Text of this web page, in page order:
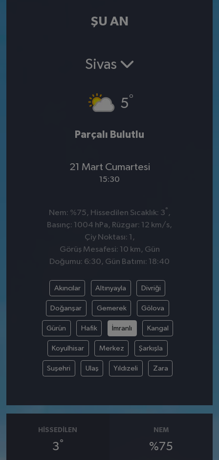
ŞU AN
Sivas
5°
Parçalı Bulutlu
21 Mart Cumartesi
15:30
Nem: %75, Hissedilen Sıcaklık: 3° ,
Basınç: 1004 hPa, Rüzgar: 12 km/s,
Çiy Noktası: 1,
Görüş Mesafesi: 10 km, Gün
Doğumu: 6:30, Gün Batımı: 18:40
Akıncılar Altınyayla Divriği
Doğanşar Gemerek Gölova
Gürün Hafik İmranlı Kangal
Koyulhisar Merkez Şarkışla
Suşehri Ulaş Yıldızeli Zara
HISSEDILEN
3°
NEM
%75